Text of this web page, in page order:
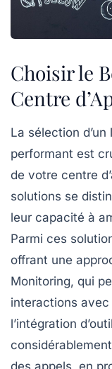
Choisir le
Centre
La sélection d’un
performant est
de votre centre
solutions se
leur capacité à
Parmi ces
offrant une
Monitoring, qui
interactions
l’intégration